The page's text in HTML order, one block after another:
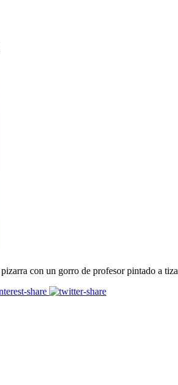
con un gorro de profesor pintado a tiza